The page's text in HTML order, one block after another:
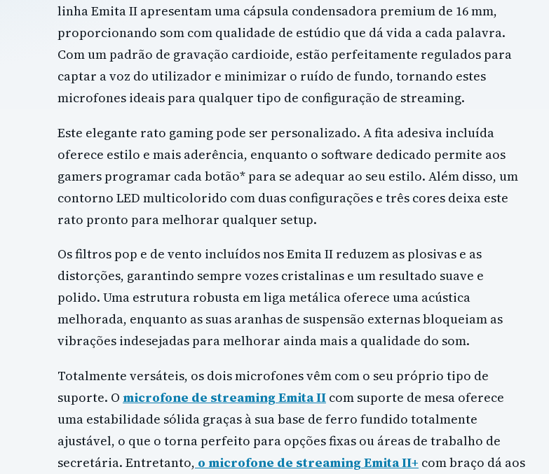
linha Emita II apresentam uma cápsula condensadora premium de 16 mm,
proporcionando som com qualidade de estúdio que dá vida a cada palavra.
Com um padrão de gravação cardioide, estão perfeitamente regulados para
captar a voz do utilizador e minimizar o ruído de fundo, tornando estes
microfones ideais para qualquer tipo de configuração de streaming.
Este elegante rato gaming pode ser personalizado. A fita adesiva incluída
oferece estilo e mais aderência, enquanto o software dedicado permite aos
gamers programar cada botão* para se adequar ao seu estilo. Além disso, um
contorno LED multicolorido com duas configurações e três cores deixa este
rato pronto para melhorar qualquer setup.
Os filtros pop e de vento incluídos nos Emita II reduzem as plosivas e as
distorções, garantindo sempre vozes cristalinas e um resultado suave e
polido. Uma estrutura robusta em liga metálica oferece uma acústica
melhorada, enquanto as suas aranhas de suspensão externas bloqueiam as
vibrações indesejadas para melhorar ainda mais a qualidade do som.
Totalmente versáteis, os dois microfones vêm com o seu próprio tipo de
suporte. O microfone de streaming Emita II com suporte de mesa oferece
uma estabilidade sólida graças à sua base de ferro fundido totalmente
ajustável, o que o torna perfeito para opções fixas ou áreas de trabalho de
secretária. Entretanto, o microfone de streaming Emita II+ com braço dá aos